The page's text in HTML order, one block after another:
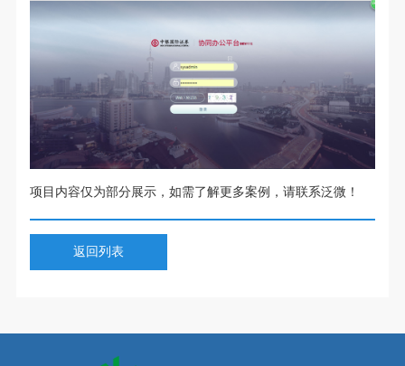
项目内容仅为部分展示，如需了解更多案例，请联系泛微！
返回列表